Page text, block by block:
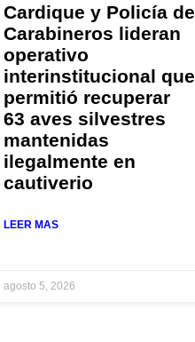
Cardique y Policía de
Carabineros lideran
operativo
interinstitucional que
permitió recuperar
63 aves silvestres
mantenidas
ilegalmente en
cautiverio
LEER MAS
agosto 5, 2026